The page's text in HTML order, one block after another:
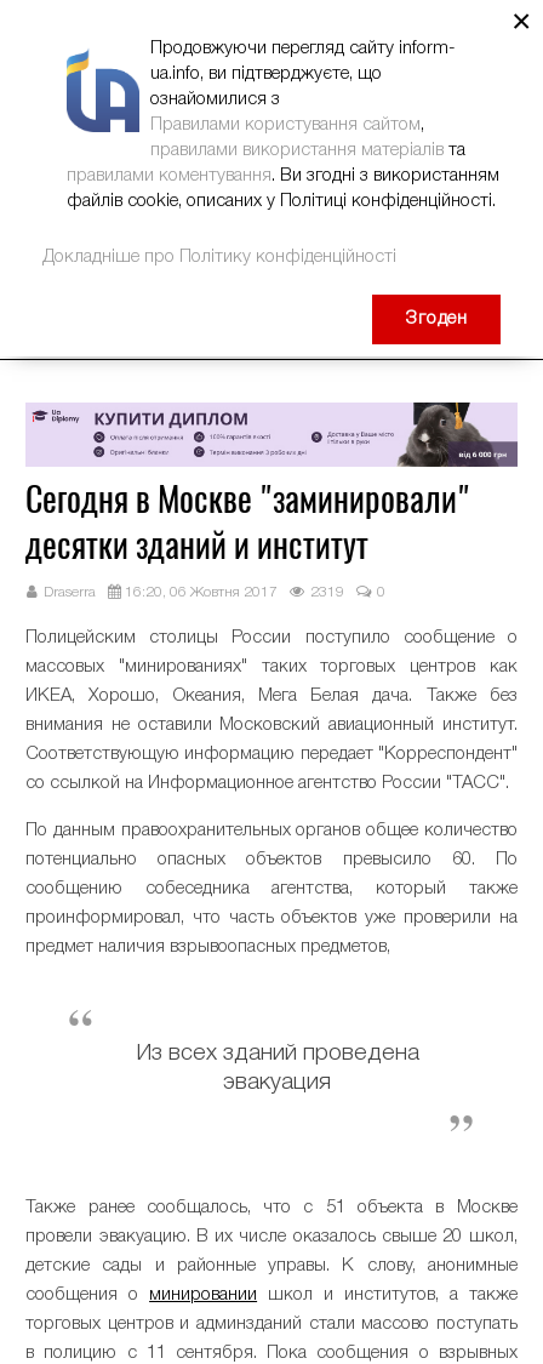
Сегодня в Москве "заминировали"
десятки зданий и институт
Draserra 16:20, 06 Жовтня 2017 2319 0
Полицейским столицы России поступило сообщение о
массовых "минированиях" таких торговых центров как
ИКЕА, Хорошо, Океания, Мега Белая дача. Также без
внимания не оставили Московский авиационный институт.
Соответствующую информацию передает "Корреспондент"
со ссылкой на Информационное агентство России "ТАСС".
По данным правоохранительных органов общее количество
потенциально опасных объектов превысило 60. По
сообщению собеседника агентства, который также
проинформировал, что часть объектов уже проверили на
предмет наличия взрывоопасных предметов,
Из всех зданий проведена
эвакуация
Также ранее сообщалось, что с 51 объекта в Москве
провели эвакуацию. В их числе оказалось свыше 20 школ,
детские сады и районные управы. К слову, анонимные
сообщения о минировании школ и институтов, а также
торговых центров и админзданий стали массово поступать
в полицию с 11 сентября. Пока сообщения о взрывных
×
Продовжуючи перегляд сайту inform-
ua.info, ви підтверджуєте, що
ознайомилися з
Правилами користування сайтом,
правилами використання матеріалів та
правилами коментування. Ви згодні з використанням
файлів cookie, описаних у Політиці конфіденційності.
Докладніше про Політику конфіденційності
Згоден